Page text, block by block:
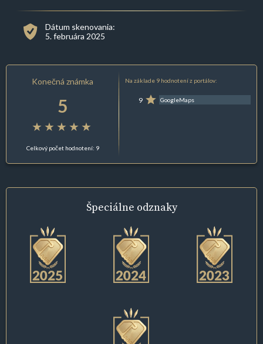
Dátum skenovania:
5. februára 2025
Konečná známka
5
Celkový počet hodnotení: 9
Na základe 9 hodnotení z portálov:
9 GoogleMaps
Špeciálne odznaky